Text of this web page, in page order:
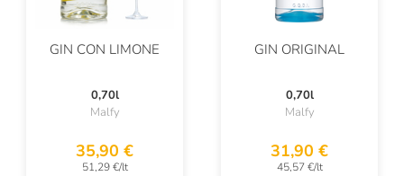
GIN CON LIMONE
0,70l
Malfy
35,90 €
51,29 €/lt
GIN ORIGINAL
0,70l
Malfy
31,90 €
45,57 €/lt